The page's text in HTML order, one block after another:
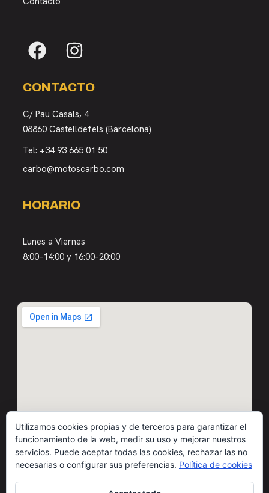
CONTACTO
C/ Pau Casals, 4
08860 Castelldefels (Barcelona)
Tel: +34 93 665 01 50
carbo@motoscarbo.com
HORARIO
Lunes a Viernes
8:00–14:00 y 16:00–20:00
Utilizamos cookies propias y de terceros para garantizar el
funcionamiento de la web, medir su uso y mejorar nuestros
servicios. Puede aceptar todas las cookies, rechazar las no
necesarias o configurar sus preferencias. Política de cookies